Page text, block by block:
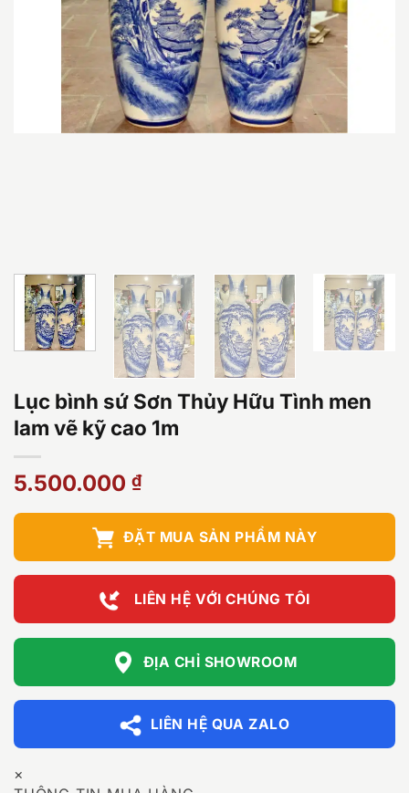
Lục bình sứ Sơn Thủy Hữu Tình men
lam vẽ kỹ cao 1m
5.500.000 ₫
ĐẶT MUA SẢN PHẨM NÀY
LIÊN HỆ VỚI CHÚNG TÔI
ĐỊA CHỈ SHOWROOM
LIÊN HỆ QUA ZALO
×